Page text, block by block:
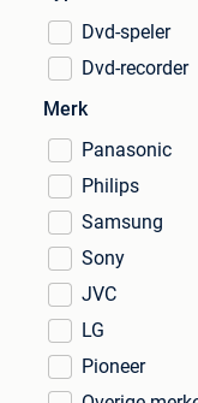
Dvd-speler
Dvd-recorder
Merk
Panasonic
Philips
Samsung
Sony
JVC
LG
Pioneer